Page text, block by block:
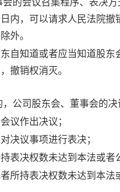
内，可以请求人民法院
外。
自知道或者应当知道股
撤销权消灭。
公司股东会、董事会的
议作出决议；
决议事项进行表决；
表决权数未达到本法或
所持表决权数未达到本